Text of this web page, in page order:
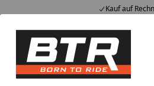
Kauf auf
Alle Produkte
Mein Konto
Suchen